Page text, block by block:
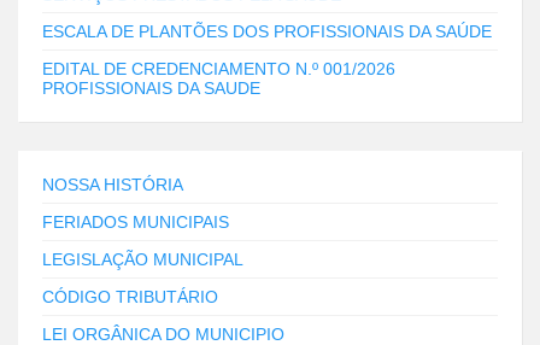
ESCALA DE PLANTÕES DOS PROFISSIONAIS DA SAÚDE
EDITAL DE CREDENCIAMENTO N.º 001/2026
PROFISSIONAIS DA SAUDE
NOSSA HISTÓRIA
FERIADOS MUNICIPAIS
LEGISLAÇÃO MUNICIPAL
CÓDIGO TRIBUTÁRIO
LEI ORGÂNICA DO MUNICIPIO